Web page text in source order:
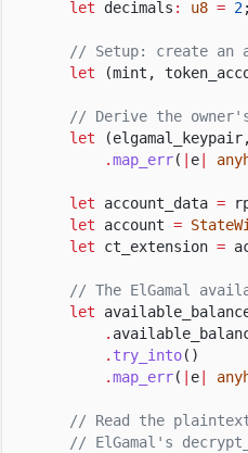
let
decimals : u8 = 2;
// Setup: create an
let
(mint,
// Derive the
let
.map_err( e
let account_data =
let
account =
let
ct_extension =
// The ElGamal
let
.
. try_into()
.map_err( e
// Read the plaintext
// ElGamal's